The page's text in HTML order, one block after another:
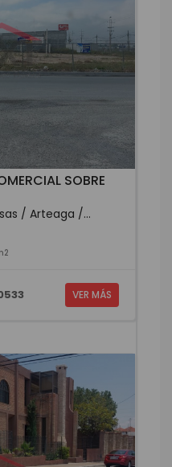
SOBRE
/ Arteaga /...
VER MÁS